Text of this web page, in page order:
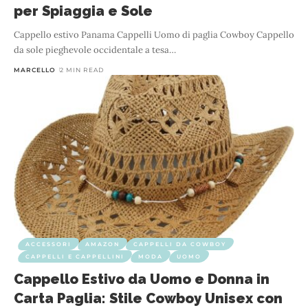
per Spiaggia e Sole
Cappello estivo Panama Cappelli Uomo di paglia Cowboy Cappello
da sole pieghevole occidentale a tesa…
MARCELLO 2 MIN READ
ACCESSORI AMAZON
CAPPELLI DA COWBOY
CAPPELLI E CAPPELLINI
MODA UOMO
Cappello Estivo da Uomo e Donna in
Carta Paglia: Stile Cowboy Unisex con